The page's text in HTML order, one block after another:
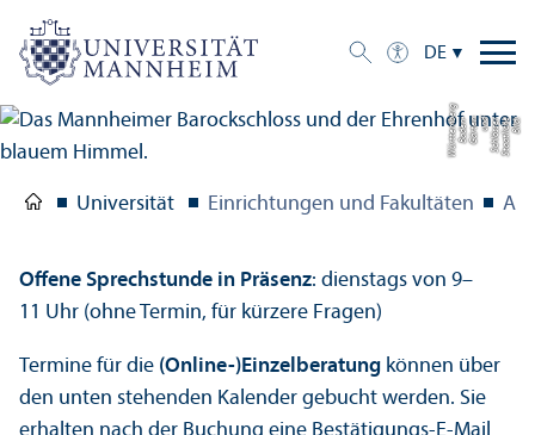
DE
Bil
d:
S
t
a
a
tli
c
h
e
S
c
hl
ö
s
s
e
r
u
n
d
G
ä
r
t
e
n
B
a
d
e
n-
W
ü
r
t
t
e
m
b
e
r
g
Universität Einrichtungen und Fakultäten
Offene Sprechstunde in Präsenz: dienstags von 9–
11 Uhr (ohne Termin, für kürzere Fragen)
Termine für die (Online-)Einzel­beratung können über
den unten stehenden Kalender gebucht werden. Sie